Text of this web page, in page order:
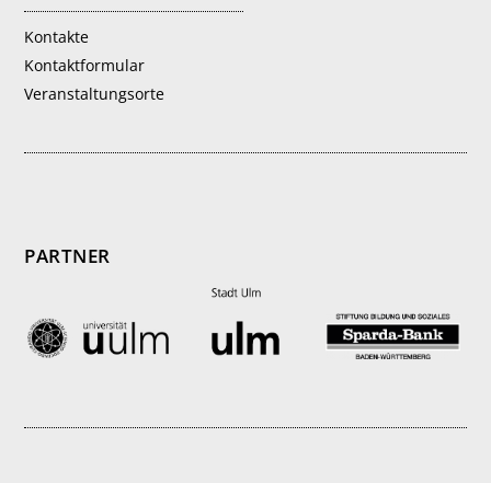
Kontakte
Kontaktformular
Veranstaltungsorte
PARTNER